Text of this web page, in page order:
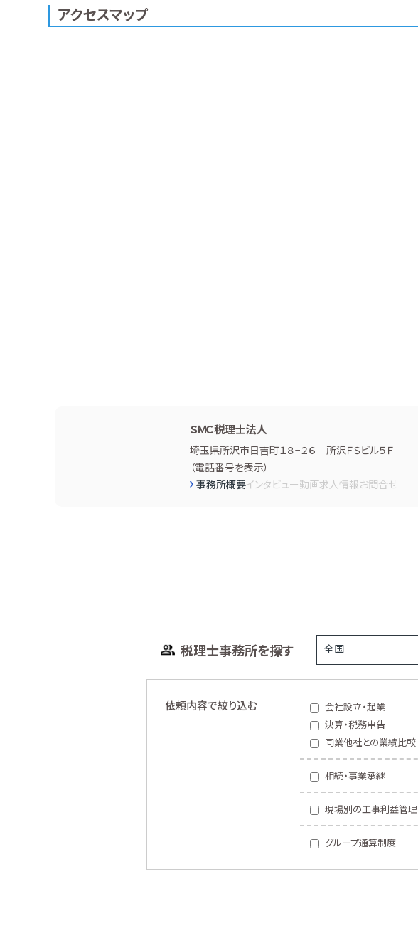
アクセスマップ
ＳＭＣ税理士法人
埼玉県所沢市日吉町１８−２６ 所沢ＦＳビル５Ｆ
（電話番号を表示）
事務所概要インタビュー動画求人情報お問合せ
税理士事務所を探す
依頼内容で絞り込む 会社設立・起業
決算・税務申告
同業他社との業績比較
相続・事業承継
現場別の工事利益管理
グループ通算制度